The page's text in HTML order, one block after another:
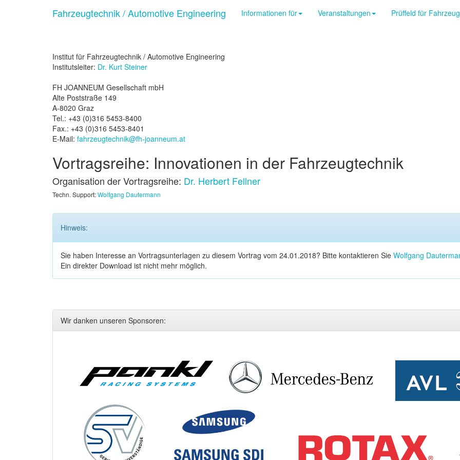
Fahrzeugtechnik / Automotive Engineering Informationen für Veranstaltungen Prüffeld für
Institut für Fahrzeugtechnik / Automotive Engineering
Institutsleiter: Dr. Kurt Steiner
FH JOANNEUM Gesellschaft mbH
Alte Poststraße 149
A-8020 Graz
Tel.: +43 (0)316 5453-8400
Fax.: +43 (0)316 5453-8401
E-Mail: fahrzeugtechnik@fh-joanneum.at
Vortragsreihe: Innovationen in der Fahrzeugtechnik
Organisation der Vortragsreihe: Dr. Herbert Fellner
Techn. Support:Wolfgang Dautermann
Hinweis:
Sie haben Interesse an Vortragsunterlagen zu diesem Vortrag vom 24.01.2018? Bitte kontaktieren Sie Wolfgang
Ein direkter Download ist nicht mehr möglich.
Wir danken unseren Sponsoren: